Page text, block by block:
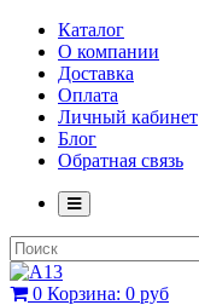
Каталог
О компании
Доставка
Оплата
Личный кабинет
Блог
Обратная связь
0 Корзина: 0 руб